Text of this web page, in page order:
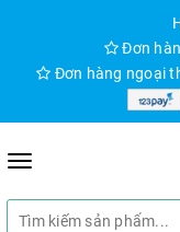
Đơn
Đơn hàng ngoại